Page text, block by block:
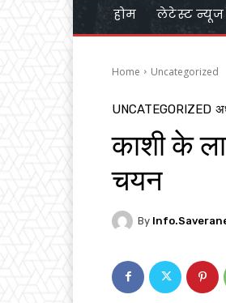
होम लेटेस्ट न्यूज
Home Uncategorized
UNCATEGORIZED
काशी के
चयन
By